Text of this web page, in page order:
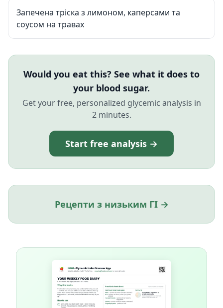
Запечена тріска з лимоном, каперсами та
соусом на травах
Would you eat this? See what it does to
your blood sugar.
Get your free, personalized glycemic analysis in
2 minutes.
Start free analysis →
Рецепти з низьким ГІ →